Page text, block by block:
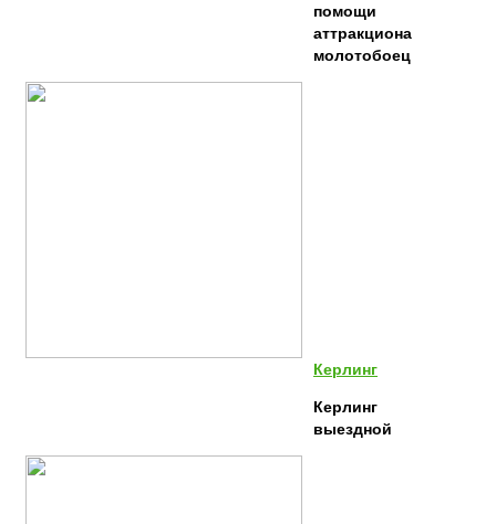
помощи
аттракциона
молотобоец
Керлинг
Керлинг
выездной